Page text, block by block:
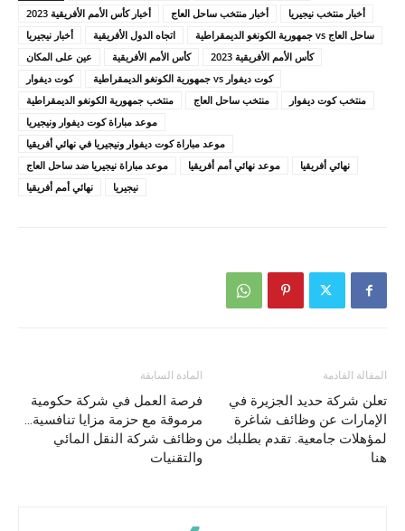
أخبار كأس الأمم الأفريقية 2023
أخبار منتخب ساحل العاج
أخبار منتخب نيجيريا
أخبار نيجيريا
اتجاه الدول الأفريقية
ساحل العاج vs جمهورية الكونغو الديمقراطية
عين على المكان
كأس الأمم الأفريقية
كأس الأمم الأفريقية 2023
كوت ديفوار
كوت ديفوار vs جمهورية الكونغو الديمقراطية
منتخب جمهورية الكونغو الديمقراطية
منتخب ساحل العاج
منتخب كوت ديفوار
موعد مباراة كوت ديفوار ونيجيريا
موعد مباراة كوت ديفوار ونيجيريا في نهائي أفريقيا
موعد مباراة نيجيريا ضد ساحل العاج
موعد نهائي أمم أفريقيا
نهائي أفريقيا
نهائي أمم أفريقيا
نيجيريا
المادة السابقة
فرصة العمل في شركة حكومية
مرموقة مع حزمة مزايا تنافسية…
وظائف شركة النقل المائي
والتقنيات
المقالة القادمة
تعلن شركة حديد الجزيرة في
الإمارات عن وظائف شاغرة
لمؤهلات جامعية. تقدم بطلبك من
هنا